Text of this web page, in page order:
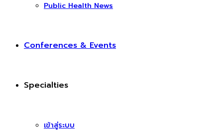
Public Health News
Conferences & Events
Specialties
เข้าสู่ระบบ